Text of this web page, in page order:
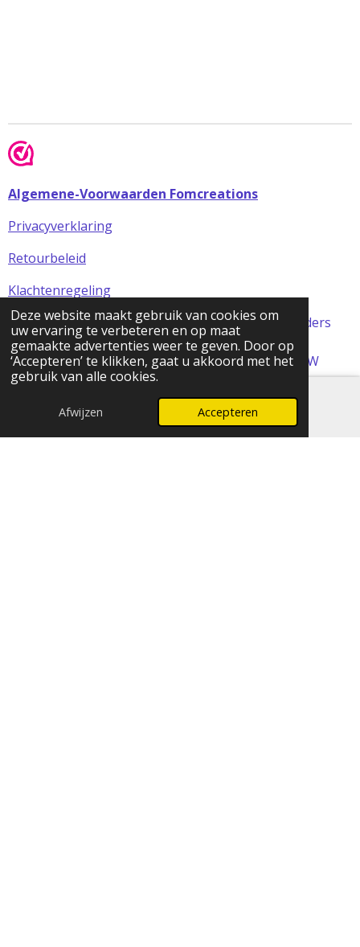
Deze website maakt gebruik van cookies om
uw ervaring te verbeteren en op maat
gemaakte advertenties weer te geven. Door op
‘Accepteren’ te klikken, gaat u akkoord met het
gebruik van alle cookies.
Afwijzen Accepteren
Algemene-Voorwaarden Fomcreations
Privacyverklaring
Retourbeleid
Klachtenregeling
Alle prijzen in de webshop zijn incl BTW (tenzij anders
aangegeven)
© 2024 FOMCreations, KvK Utrecht 70316023 . BTW
NL858256356B01
E-mailadres